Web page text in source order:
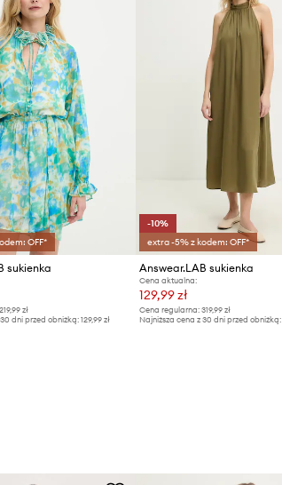
OFF*
sukienka
219,99 zł
dni przed obniżką: 129,99 zł
-10%
extra -5% z kodem: OFF*
Answear.LAB sukienka
Cena aktualna:
129,99 zł
Cena regularna: 319,99 zł
Najniższa cena z 30 dni przed obniżką: